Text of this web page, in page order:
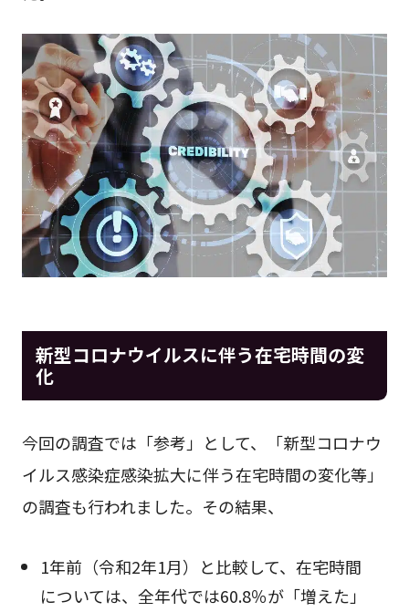
新型コロナウイルスに伴う在宅時間の変
化
今回の調査では「参考」として、「新型コロナウ
イルス感染症感染拡大に伴う在宅時間の変化等」
の調査も行われました。その結果、
1年前（令和2年1月）と比較して、在宅時間
については、全年代では60.8％が「増えた」